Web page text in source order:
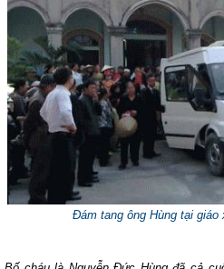
Đám tang ông Hùng tại